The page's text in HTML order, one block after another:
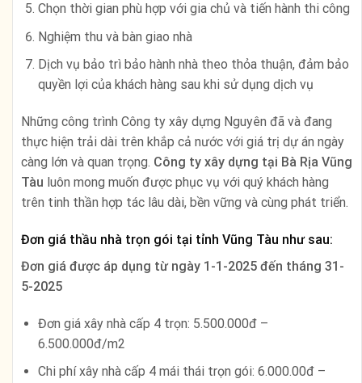
Chọn thời gian phù hợp với gia chủ và tiến hành thi công
Nghiệm thu và bàn giao nhà
Dịch vụ bảo trì bảo hành nhà theo thỏa thuận, đảm bảo
quyền lợi của khách hàng sau khi sử dụng dịch vụ
Những công trình Công ty xây dựng Nguyên đã và đang
thực hiện trải dài trên khắp cả nước với giá trị dự án ngày
càng lớn và quan trọng. Công ty xây dựng tại Bà Rịa Vũng
Tàu luôn mong muốn được phục vụ với quý khách hàng
trên tinh thần hợp tác lâu dài, bền vững và cùng phát triển.
Đơn giá thầu nhà trọn gói tại tỉnh Vũng Tàu như sau:
Đơn giá được áp dụng từ ngày 1-1-2025 đến tháng 31-
5-2025
Đơn giá xây nhà cấp 4 trọn: 5.500.000đ –
6.500.000đ/m2
Chi phí xây nhà cấp 4 mái thái trọn gói: 6.000.00đ –